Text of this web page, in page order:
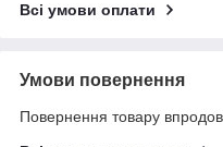
Всі умови оплати
Умови повернення
Повернення товару